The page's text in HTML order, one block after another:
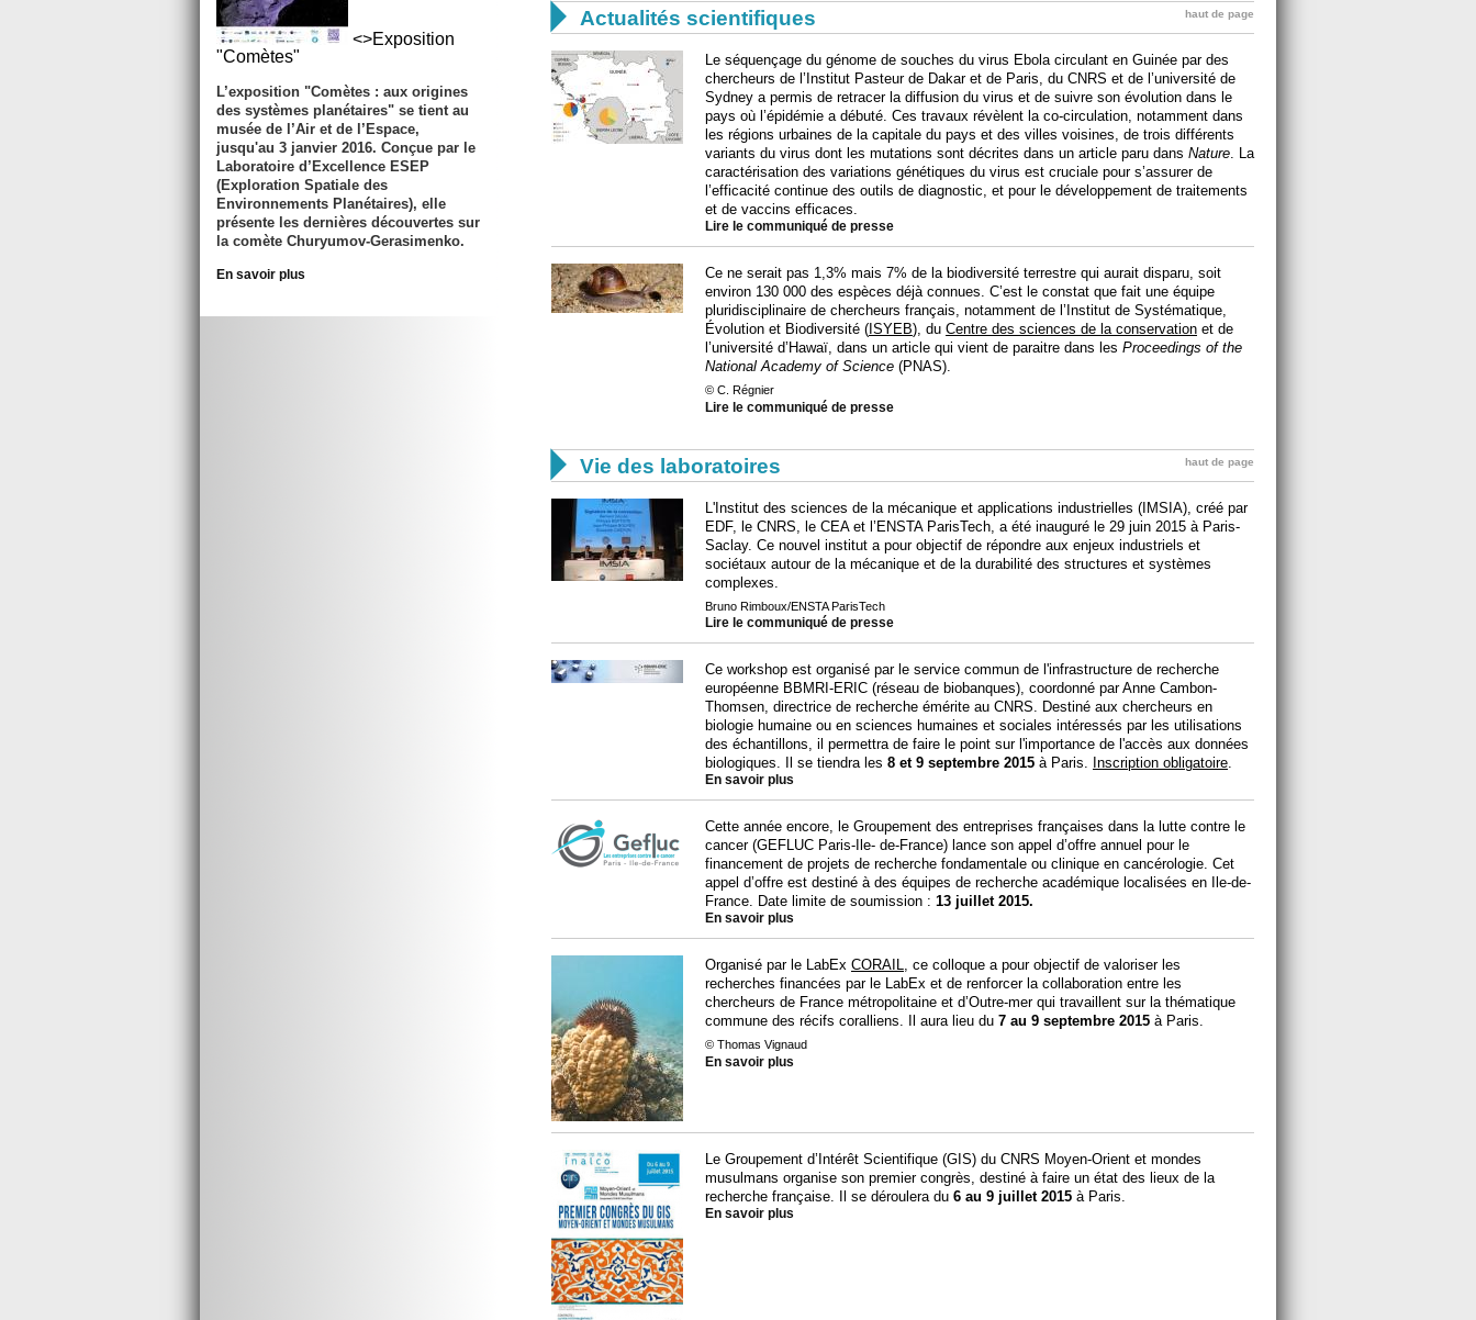
<>Exposition
"Comètes"
L’exposition "Comètes : aux origines
des systèmes planétaires" se tient au
musée de l’Air et de l’Espace,
jusqu'au 3 janvier 2016. Conçue par le
Laboratoire d’Excellence ESEP
(Exploration Spatiale des
Environnements Planétaires), elle
présente les dernières découvertes sur
la comète Churyumov-Gerasimenko.
En savoir plus
 Actualités scientifiques haut de page
Le séquençage du génome de souches du virus Ebola circulant en Guinée par des
chercheurs de l’Institut Pasteur de Dakar et de Paris, du CNRS et de l’université de
Sydney a permis de retracer la diffusion du virus et de suivre son évolution dans le
pays où l’épidémie a débuté. Ces travaux révèlent la co-circulation, notamment dans
les régions urbaines de la capitale du pays et des villes voisines, de trois différents
variants du virus dont les mutations sont décrites dans un article paru dans Nature. La
caractérisation des variations génétiques du virus est cruciale pour s’assurer de
l’efficacité continue des outils de diagnostic, et pour le développement de traitements
et de vaccins efficaces.
Lire le communiqué de presse
Ce ne serait pas 1,3% mais 7% de la biodiversité terrestre qui aurait disparu, soit
environ 130 000 des espèces déjà connues. C’est le constat que fait une équipe
pluridisciplinaire de chercheurs français, notamment de l’Institut de Systématique,
Évolution et Biodiversité ( ISYEB), du Centre des sciences de la conservation et de
l’université d’Hawaï, dans un article qui vient de paraitre dans les Proceedings of the
National Academy of Science (PNAS).
© C. Régnier
Lire le communiqué de presse
 Vie des laboratoires haut de page
L'Institut des sciences de la mécanique et applications industrielles (IMSIA), créé par
EDF, le CNRS, le CEA et l’ENSTA ParisTech, a été inauguré le 29 juin 2015 à Paris-
Saclay. Ce nouvel institut a pour objectif de répondre aux enjeux industriels et
sociétaux autour de la mécanique et de la durabilité des structures et systèmes
complexes.
Bruno Rimboux/ENSTA ParisTech
Lire le communiqué de presse
Ce workshop est organisé par le service commun de l'infrastructure de recherche
européenne BBMRI-ERIC (réseau de biobanques), coordonné par Anne Cambon-
Thomsen, directrice de recherche émérite au CNRS. Destiné aux chercheurs en
biologie humaine ou en sciences humaines et sociales intéressés par les utilisations
des échantillons, il permettra de faire le point sur l'importance de l'accès aux données
biologiques. Il se tiendra les 8 et 9 septembre 2015 à Paris. Inscription obligatoire.
En savoir plus
Cette année encore, le Groupement des entreprises françaises dans la lutte contre le
cancer (GEFLUC Paris-Ile- de-France) lance son appel d’offre annuel pour le
financement de projets de recherche fondamentale ou clinique en cancérologie. Cet
appel d’offre est destiné à des équipes de recherche académique localisées en Ile-de-
France. Date limite de soumission : 13 juillet 2015.
En savoir plus
Organisé par le LabEx CORAIL, ce colloque a pour objectif de valoriser les
recherches financées par le LabEx et de renforcer la collaboration entre les
chercheurs de France métropolitaine et d’Outre-mer qui travaillent sur la thématique
commune des récifs coralliens. Il aura lieu du 7 au 9 septembre 2015 à Paris.
© Thomas Vignaud
En savoir plus
Le Groupement d’Intérêt Scientifique (GIS) du CNRS Moyen-Orient et mondes
musulmans organise son premier congrès, destiné à faire un état des lieux de la
recherche française. Il se déroulera du 6 au 9 juillet 2015 à Paris.
En savoir plus